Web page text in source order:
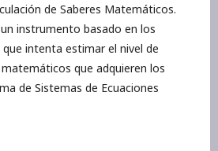
de Saberes Matemáticos.
instrumento basado en los
intenta estimar el nivel de
que adquieren los
de Sistemas de Ecuaciones